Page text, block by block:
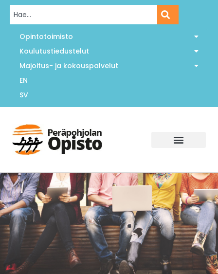
Opintotoimisto
Koulutustiedustelut
Majoitus- ja kokouspalvelut
EN
SV